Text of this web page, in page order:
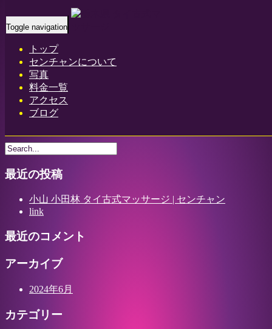
Toggle navigation
トップ
センチャンについて
写真
料金一覧
アクセス
ブログ
Home -サラ(…
サラ(Sara)オシン ランカ タイ古式マッサージ | 小山犬塚 小田
林小山 小田林 タイ古式マッサージ | センチャン
最近の投稿
小山 小田林 タイ古式マッサージ | センチャン
link
最近のコメント
アーカイブ
2024年6月
カテゴリー